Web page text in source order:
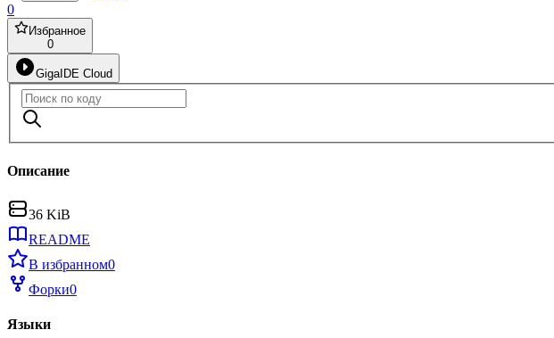
0
Избранное
0
GigaIDE Cloud
Описание
36 KiB
README
В избранном0
Форки0
Языки